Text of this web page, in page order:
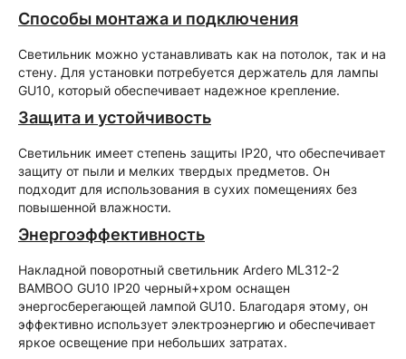
Способы монтажа и подключения
Светильник можно устанавливать как на потолок, так и на
стену. Для установки потребуется держатель для лампы
GU10, который обеспечивает надежное крепление.
Защита и устойчивость
Светильник имеет степень защиты IP20, что обеспечивает
защиту от пыли и мелких твердых предметов. Он
подходит для использования в сухих помещениях без
повышенной влажности.
Энергоэффективность
Накладной поворотный светильник Ardero ML312-2
BAMBOO GU10 IP20 черный+хром оснащен
энергосберегающей лампой GU10. Благодаря этому, он
эффективно использует электроэнергию и обеспечивает
яркое освещение при небольших затратах.